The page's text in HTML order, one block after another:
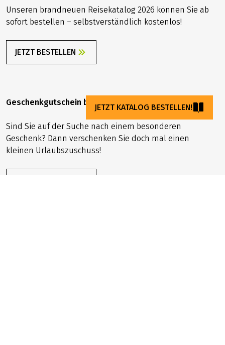
Unseren brandneuen Reisekatalog 2026 können Sie ab
sofort bestellen – selbstverständlich kostenlos!
JETZT BESTELLEN
Geschenkgutschein bestellen
Sind Sie auf der Suche nach einem besonderen
Geschenk? Dann verschenken Sie doch mal einen
kleinen Urlaubszuschuss!
JETZT KATALOG BESTELLEN!